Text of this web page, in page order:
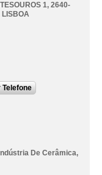
1, 2640-
LISBOA
Telefone
De Cerâmica,